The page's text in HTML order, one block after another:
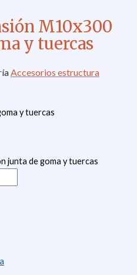
M10x300
y tuercas
Accesorios estructura
y tuercas
junta de goma y tuercas